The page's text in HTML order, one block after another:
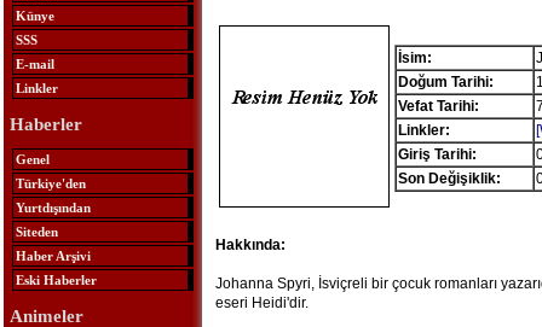
Künye
SSS
E-mail
Linkler
Haberler
Genel
Türkiye'den
Yurtdışından
Siteden
Haber Arşivi
Eski Haberler
Animeler
İsim:
Doğum Tarihi:
Vefat Tarihi:
Linkler:
Giriş Tarihi:
Son Değişiklik:
Hakkında:
Johanna Spyri, İsviçreli bir çocuk romanları
eseri Heidi'dir.